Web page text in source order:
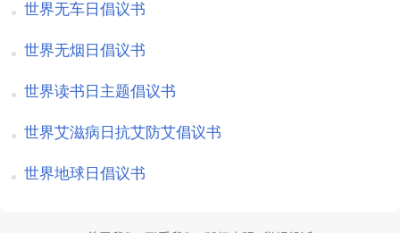
世界无车日倡议书
世界无烟日倡议书
世界读书日主题倡议书
世界艾滋病日抗艾防艾倡议书
世界地球日倡议书